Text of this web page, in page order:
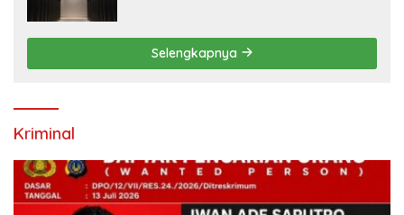
Selengkapnya
Kriminal